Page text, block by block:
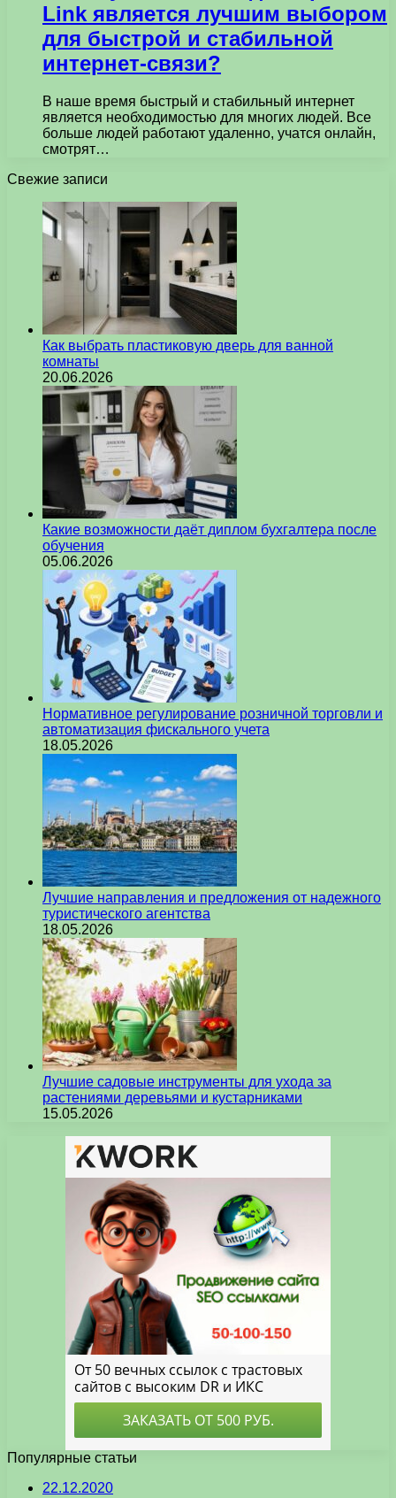
Link является лучшим выбором
для быстрой и стабильной
интернет-связи?
В наше время быстрый и стабильный интернет
является необходимостью для многих людей. Все
больше людей работают удаленно, учатся онлайн,
смотрят…
Свежие записи
Как выбрать пластиковую дверь для ванной
комнаты
20.06.2026
Какие возможности даёт диплом бухгалтера после
обучения
05.06.2026
Нормативное регулирование розничной торговли и
автоматизация фискального учета
18.05.2026
Лучшие направления и предложения от надежного
туристического агентства
18.05.2026
Лучшие садовые инструменты для ухода за
растениями деревьями и кустарниками
15.05.2026
Популярные статьи
22.12.2020